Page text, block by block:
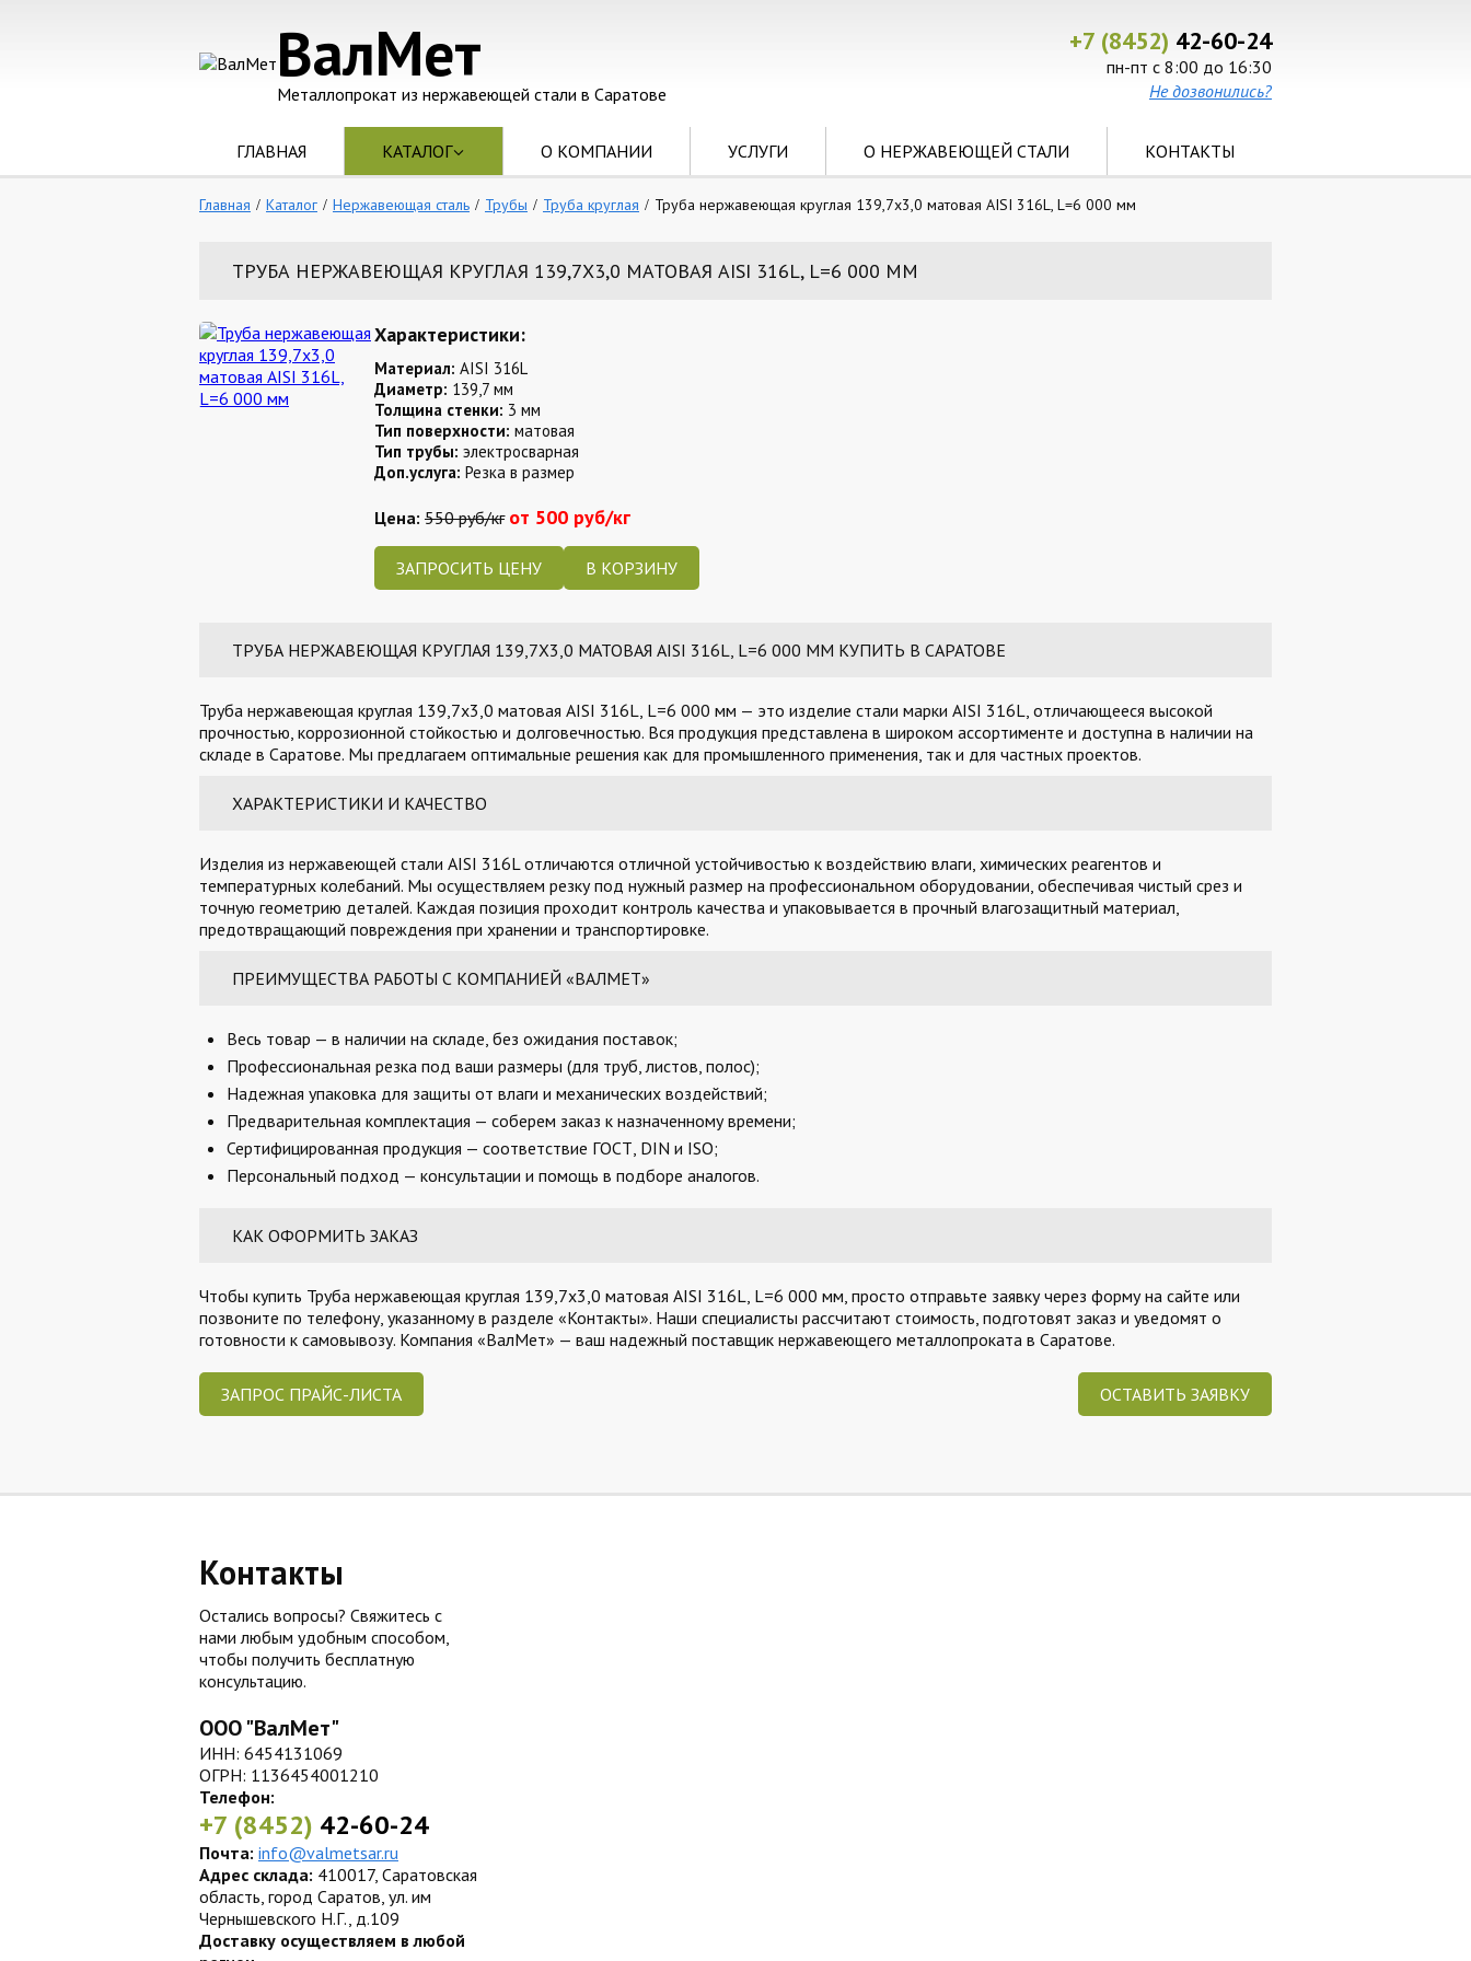
ВалМет
Металлопрокат из нержавеющей стали в Саратове
+7 (8452) 42-60-24
пн-пт с 8:00 до 16:30
Не дозвонились?
ГЛАВНАЯ КАТАЛОГ О КОМПАНИИ УСЛУГИ О НЕРЖАВЕЮЩЕЙ СТАЛИ КОНТАКТЫ
Главная Каталог Нержавеющая сталь Трубы Труба круглая Труба нержавеющая круглая 139,7х3,0 матовая AISI 316L, L=6 000 мм
ТРУБА НЕРЖАВЕЮЩАЯ КРУГЛАЯ 139,7Х3,0 МАТОВАЯ AISI 316L, L=6 000 ММ
Характеристики:
Материал: AISI 316L
Диаметр: 139,7 мм
Толщина стенки: 3 мм
Тип поверхности: матовая
Тип трубы: электросварная
Доп.услуга: Резка в размер
Цена: 550 руб/кг от 500 руб/кг
ЗАПРОСИТЬ ЦЕНУ
ТРУБА НЕРЖАВЕЮЩАЯ КРУГЛАЯ 139,7Х3,0 МАТОВАЯ AISI 316L, L=6 000 ММ КУПИТЬ В САРАТОВЕ
Труба нержавеющая круглая 139,7х3,0 матовая AISI 316L, L=6 000 мм — это изделие стали марки AISI 316L, отличающееся высокой
прочностью, коррозионной стойкостью и долговечностью. Вся продукция представлена в широком ассортименте и доступна в наличии на
складе в Саратове. Мы предлагаем оптимальные решения как для промышленного применения, так и для частных проектов.
ХАРАКТЕРИСТИКИ И КАЧЕСТВО
Изделия из нержавеющей стали AISI 316L отличаются отличной устойчивостью к воздействию влаги, химических реагентов и
температурных колебаний. Мы осуществляем резку под нужный размер на профессиональном оборудовании, обеспечивая чистый срез и
точную геометрию деталей. Каждая позиция проходит контроль качества и упаковывается в прочный влагозащитный материал,
предотвращающий повреждения при хранении и транспортировке.
ПРЕИМУЩЕСТВА РАБОТЫ С КОМПАНИЕЙ «ВАЛМЕТ»
Весь товар — в наличии на складе, без ожидания поставок;
Профессиональная резка под ваши размеры (для труб, листов, полос);
Надежная упаковка для защиты от влаги и механических воздействий;
Предварительная комплектация — соберем заказ к назначенному времени;
Сертифицированная продукция — соответствие ГОСТ, DIN и ISO;
Персональный подход — консультации и помощь в подборе аналогов.
КАК ОФОРМИТЬ ЗАКАЗ
Чтобы купить Труба нержавеющая круглая 139,7х3,0 матовая AISI 316L, L=6 000 мм, просто отправьте заявку через форму на сайте или
позвоните по телефону, указанному в разделе «Контакты». Наши специалисты рассчитают стоимость, подготовят заказ и уведомят о
готовности к самовывозу. Компания «ВалМет» — ваш надежный поставщик нержавеющего металлопроката в Саратове.
ЗАПРОС ПРАЙС-ЛИСТА ОСТАВИТЬ ЗАЯВКУ
Контакты
Остались вопросы? Свяжитесь с
нами любым удобным способом,
чтобы получить бесплатную
консультацию.
ООО "ВалМет"
ИНН: 6454131069
ОГРН: 1136454001210
Телефон:
+7 (8452) 42-60-24
Почта: info@valmetsar.ru
Адрес склада: 410017, Саратовская
область, город Саратов, ул. им
Чернышевского Н.Г., д.109
Доставку осуществляем в любой